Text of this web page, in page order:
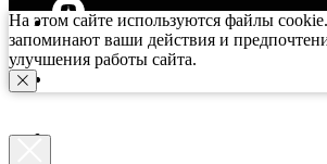
На этом сайте используются файлы
запоминают ваши действия и
улучшения работы сайта.